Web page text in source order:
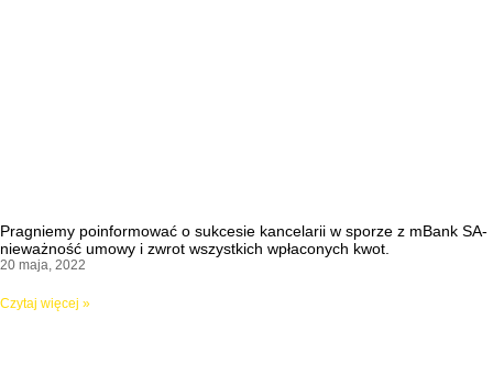
Pragniemy poinformować o sukcesie kancelarii w sporze z mBank SA-
nieważność umowy i zwrot wszystkich wpłaconych kwot.
20 maja, 2022
Czytaj więcej »